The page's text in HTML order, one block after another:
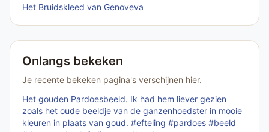
Het Bruidskleed van Genoveva
Onlangs bekeken
Je recente bekeken pagina's verschijnen hier.
Het gouden Pardoesbeeld. Ik had hem liever gezien
zoals het oude beeldje van de ganzenhoedster in mooie
kleuren in plaats van goud. #efteling #pardoes #beeld